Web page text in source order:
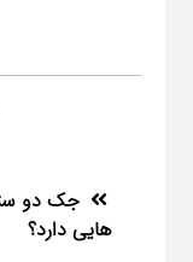
جک دو
هایی دارد؟